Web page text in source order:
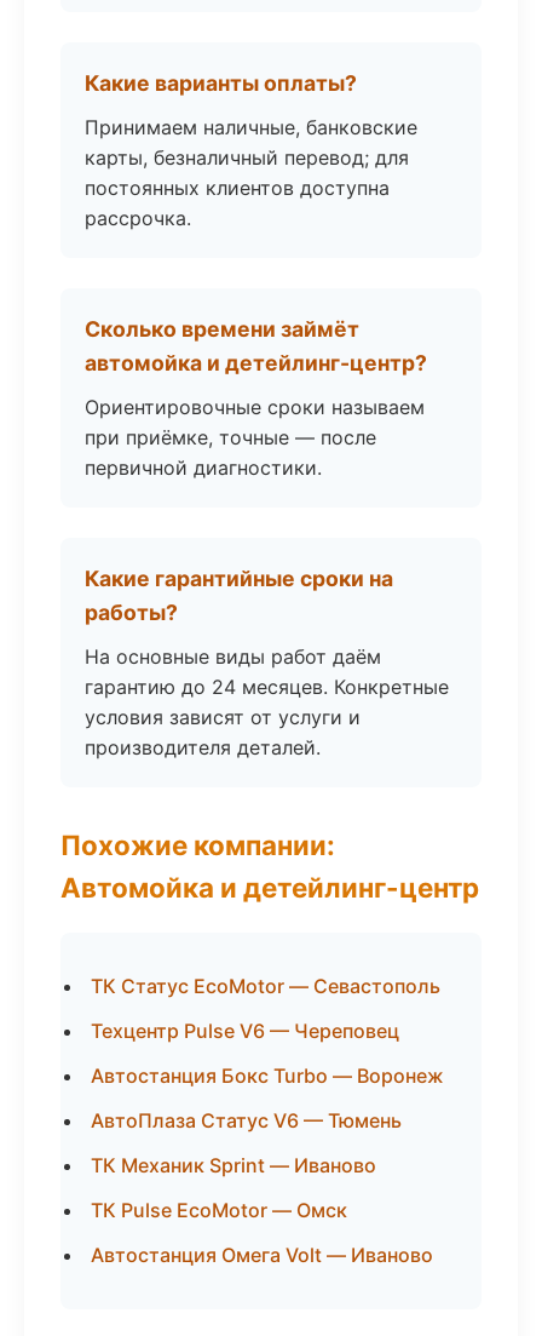
Какие варианты оплаты?
Принимаем наличные, банковские
карты, безналичный перевод; для
постоянных клиентов доступна
рассрочка.
Сколько времени займёт
автомойка и детейлинг-центр?
Ориентировочные сроки называем
при приёмке, точные — после
первичной диагностики.
Какие гарантийные сроки на
работы?
На основные виды работ даём
гарантию до 24 месяцев. Конкретные
условия зависят от услуги и
производителя деталей.
Похожие компании:
Автомойка и детейлинг-центр
ТК Статус EcoMotor — Севастополь
Техцентр Pulse V6 — Череповец
Автостанция Бокс Turbo — Воронеж
АвтоПлаза Статус V6 — Тюмень
ТК Механик Sprint — Иваново
ТК Pulse EcoMotor — Омск
Автостанция Омега Volt — Иваново